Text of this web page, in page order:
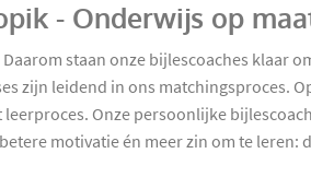
- Onderwijs op
staan onze bijlescoaches klaar
zijn leidend in ons matchingsproces.
Onze persoonlijke
motivatie én meer zin om te leren: